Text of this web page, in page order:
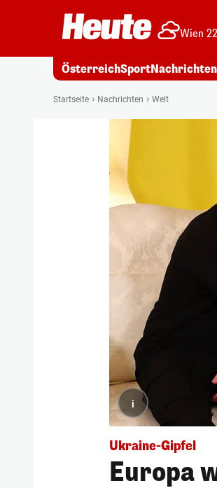
Wien
ÖsterreichSportNachrichten
Startseite Nachrichten Welt
i
Ukraine-Gipfel
Europa